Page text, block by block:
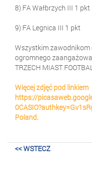
8) FA Wałbrzych III 1 pkt
9) FA Legnica III 1 pkt
Wszystkim
ogromnego
TRZECH MIAST
Więcej zdjęć pod linkiem
https://
Poland.
<< WSTECZ